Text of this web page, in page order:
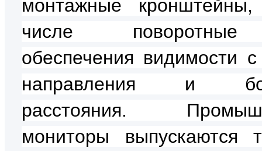
монтажные
числе
обеспечения видимости
направления и
расстояния.
мониторы выпускаются